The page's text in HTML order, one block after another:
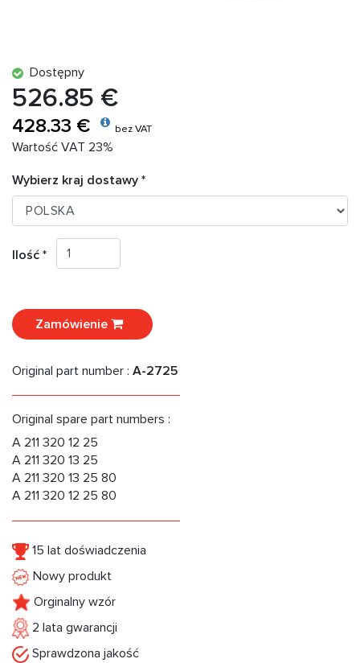
Dostępny
526.85 €
428.33 € bez VAT
Wartość VAT 23%
Wybierz kraj dostawy *
Ilość *
Zamówienie
Original part number : A-2725
Original spare part numbers :
A 211 320 12 25
A 211 320 13 25
A 211 320 13 25 80
A 211 320 12 25 80
15 lat doświadczenia
Nowy produkt
Orginalny wzór
2 lata gwarancji
Sprawdzona jakość